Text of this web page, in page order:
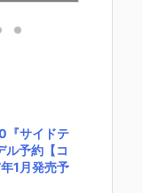
リーオ（金
ルカンパニ
】より202
1月発売予
♪
『サイドテ
ル予約【コ
1月発売予